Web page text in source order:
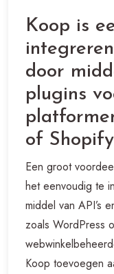
Koop is
door
plugins
of
Een groot
het eenvoudig te
middel van API’s
zoals WordPress
Koop toevoegen